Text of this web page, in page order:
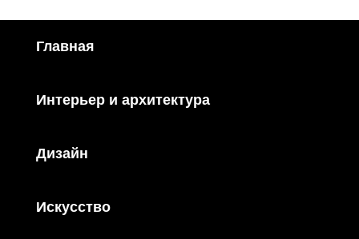
Главная
Интерьер и архитектура
Дизайн
Искусство